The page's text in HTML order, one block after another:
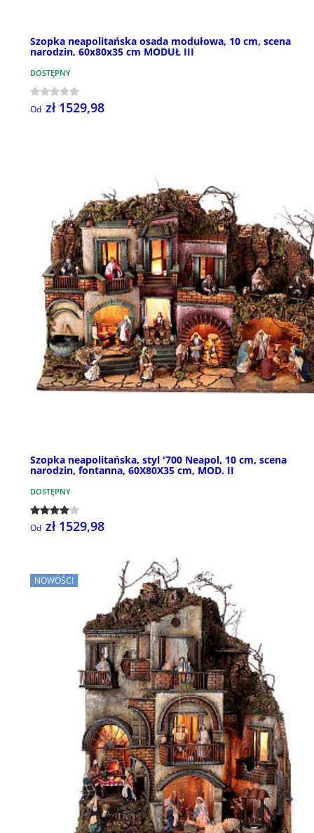
Szopka neapolitańska osada modułowa, 10 cm, scena
narodzin, 60x80x35 cm MODUŁ III
DOSTĘPNY
Od zł 1529,98
Szopka neapolitańska, styl '700 Neapol, 10 cm, scena
narodzin, fontanna, 60X80X35 cm, MOD. II
DOSTĘPNY
Od zł 1529,98
NOWOŚCI